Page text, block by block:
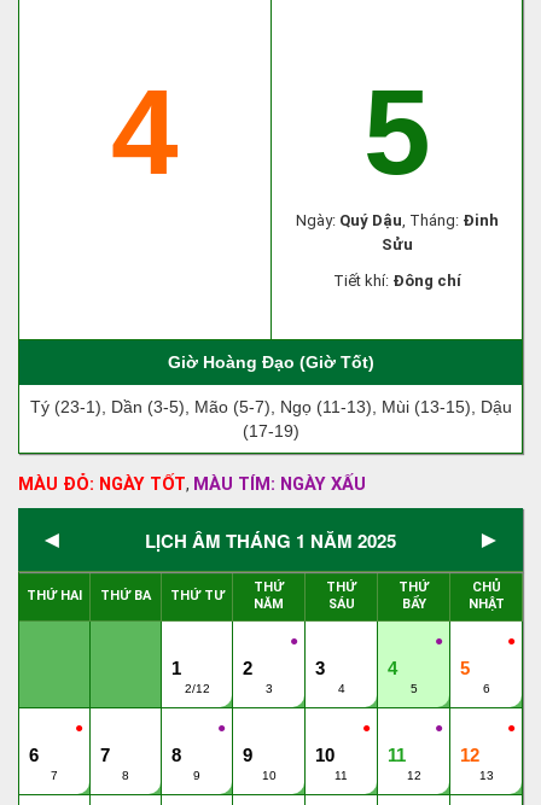
4 5
Ngày: Quý Dậu, Tháng: Đinh
Sửu
Tiết khí: Đông chí
Giờ Hoàng Đạo (Giờ Tốt)
Tý (23-1), Dần (3-5), Mão (5-7), Ngọ (11-13), Mùi (13-15), Dậu
(17-19)
MÀU ĐỎ: NGÀY TỐT, MÀU TÍM: NGÀY XẤU
◄ LỊCH ÂM THÁNG 1 NĂM 2025 ►
THỨ HAI THỨ BA THỨ TƯ
THỨ
NĂM
THỨ
SÁU
THỨ
BẨY
CHỦ
NHẬT
1
2/12
●
2
3
3
4
●
4
5
●
5
6
●
6
7
7
8
●
8
9
9
10
●
10
11
●
11
12
●
12
13